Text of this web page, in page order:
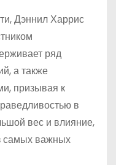
Дэннил Харрис
ряд
а также
призывая к
в
вес и влияние,
самых важных